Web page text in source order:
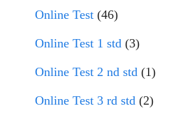
Online Test (46)
Online Test 1 std (3)
Online Test 2 nd std (1)
Online Test 3 rd std (2)